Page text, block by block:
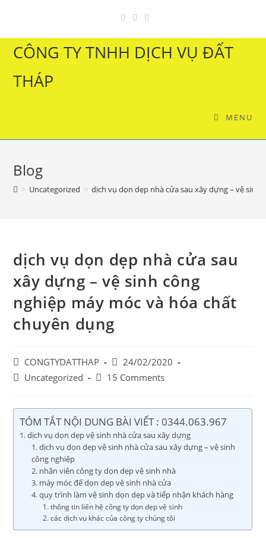
content
CÔNG TY TNHH DỊCH VỤ ĐẤT
THÁP
MENU
Blog
> Uncategorized > dịch vụ dọn dẹp nhà cửa sau xây dựng – vệ
dịch vụ dọn dẹp nhà cửa sau
xây dựng – vệ sinh công
nghiệp máy móc và hóa chất
chuyên dụng
Post
author:
CONGTYDATTHAP
Post
published:
24/02/2020
PostUncategorized
Post15 Comments
TÓM TẮT NỘI DUNG BÀI VIẾT : 0344.063.967
dịch vụ dọn dẹp vệ sinh nhà cửa sau xây dựng
dịch vụ dọn dẹp vệ sinh nhà cửa sau xây dựng – vệ sinh
công nghiệp
nhân viên công ty dọn dẹp vệ sinh nhà
máy móc để dọn dẹp vệ sinh nhà cửa
quy trình làm vệ sinh dọn dẹp và tiếp nhận khách hàng
thông tin liên hệ công ty dọn dẹp vệ sinh
các dịch vụ khác của công ty chúng tôi